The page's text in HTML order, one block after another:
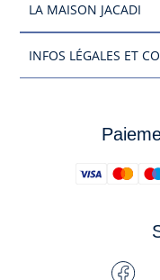
LA MAISON JACADI
INFOS LÉGALES ET